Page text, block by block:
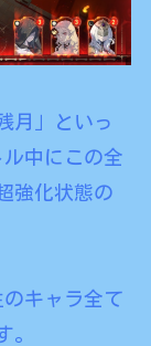
月」といっ
中にこの全
強化状態の
キャラ全て
。